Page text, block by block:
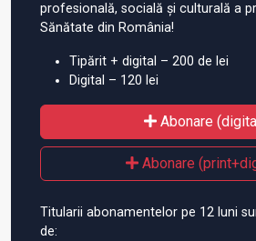
profesională, socială și culturală a
Sănătate din România!
Tipărit + digital – 200 de lei
Digital – 120 lei
Abonare
Abonare
Titularii abonamentelor pe 12 luni
de: